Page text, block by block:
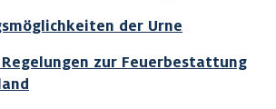
der Urne
zur Feuerbestattung